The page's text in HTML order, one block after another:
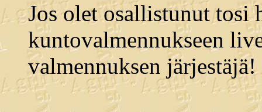
Jos olet osallistunut tosi
kuntovalmennukseen
valmennuksen